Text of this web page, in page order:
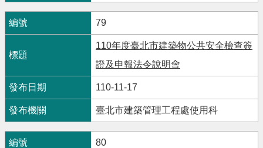
79
110年度臺北市建築物公共安全檢查簽
證及申報法令說明會
110-11-17
臺北市建築管理工程處使用科
80